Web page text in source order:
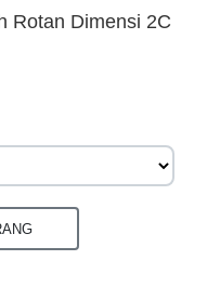
Rotan Dimensi 2C